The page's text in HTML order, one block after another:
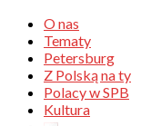
O nas
Tematy
Petersburg
Z Polską na ty
Polacy w SPB
Kultura